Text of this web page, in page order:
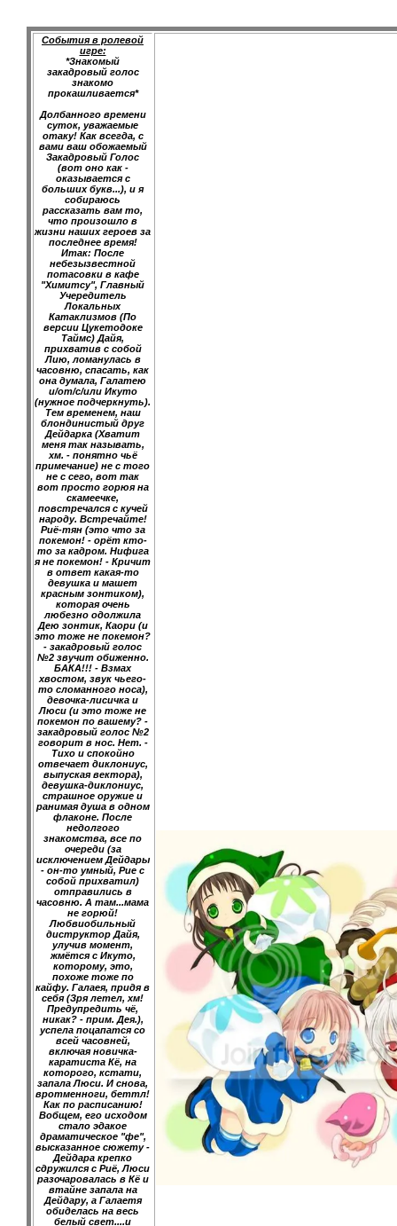
События в ролевой
игре:
*Знакомый
закадровый голос
знакомо
прокашливается*
Долбанного времени
суток, уважаемые
отаку! Как всегда, с
вами ваш обожаемый
Закадровый Голос
(вот оно как -
оказывается с
больших букв...), и я
собираюсь
рассказать вам то,
что произошло в
жизни наших героев за
последнее время!
Итак: После
небезызвестной
потасовки в кафе
"Химитсу", Главный
Учередитель
Локальных
Катаклизмов (По
версии Цукетодоке
Таймс) Дайя,
прихватив с собой
Лию, ломанулась в
часовню, спасать, как
она думала, Галатею
и/от/с/или Икуто
(нужное подчеркнуть).
Тем временем, наш
блондинистый друг
Дейдарка (Хватит
меня так называть,
хм. - понятно чьё
примечание) не с того
не с сего, вот так
вот просто горюя на
скамеечке,
повстречался с кучей
народу. Встречайте!
Риё-тян (это что за
покемон! - орёт кто-
то за кадром. Нифига
я не покемон! - Кричит
в ответ какая-то
девушка и машет
красным зонтиком),
которая очень
любезно одолжила
Дею зонтик, Каори (и
это тоже не покемон?
- закадровый голос
№2 звучит обиженно.
БАКА!!! - Взмах
хвостом, звук чьего-
то сломанного носа),
девочка-лисичка и
Люси (и это тоже не
покемон по вашему? -
закадровый голос №2
говорит в нос. Нет. -
Тихо и спокойно
отвечает диклониус,
выпуская вектора),
девушка-диклониус,
страшное оружие и
ранимая душа в одном
флаконе. После
недолгого
знакомства, все по
очереди (за
исключением Дейдары
- он-то умный, Рие с
собой прихватил)
отправились в
часовню. А там...мама
не горюй!
Любвиобильный
диструктор Дайя,
улучив момент,
жмётся с Икуто,
которому, это,
похоже тоже по
кайфу. Галаея, придя в
себя (Зря летел, хм!
Предупредить чё,
никак? - прим. Дея.),
успела поцапатся со
всей часовней,
включая новичка-
каратиста Кё, на
которого, кстати,
запала Люси. И снова,
вротменноги, беттл!
Как по расписанию!
Вобщем, его исходом
стало эдакое
драматическое "фе",
высказанное сюжету -
Дейдара крепко
сдружился с Риё, Люси
разочаровалась в Кё и
втайне запала на
Дейдару, а Галаетя
обиделась на весь
белый свет....и